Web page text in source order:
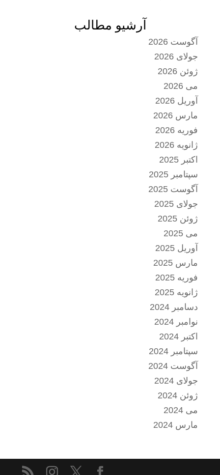
آرشیو مطالب
آگوست 2026
جولای 2026
ژوئن 2026
می 2026
آوریل 2026
مارس 2026
فوریه 2026
ژانویه 2026
اکتبر 2025
سپتامبر 2025
آگوست 2025
جولای 2025
ژوئن 2025
می 2025
آوریل 2025
مارس 2025
فوریه 2025
ژانویه 2025
دسامبر 2024
نوامبر 2024
اکتبر 2024
سپتامبر 2024
آگوست 2024
جولای 2024
ژوئن 2024
می 2024
مارس 2024